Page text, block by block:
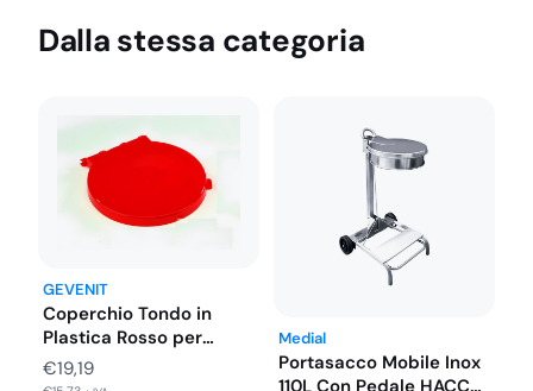
Dalla stessa categoria
GEVENIT
Coperchio Tondo in
Plastica Rosso per
Carrello a…
€19,19
Medial
Portasacco Mobile Inox